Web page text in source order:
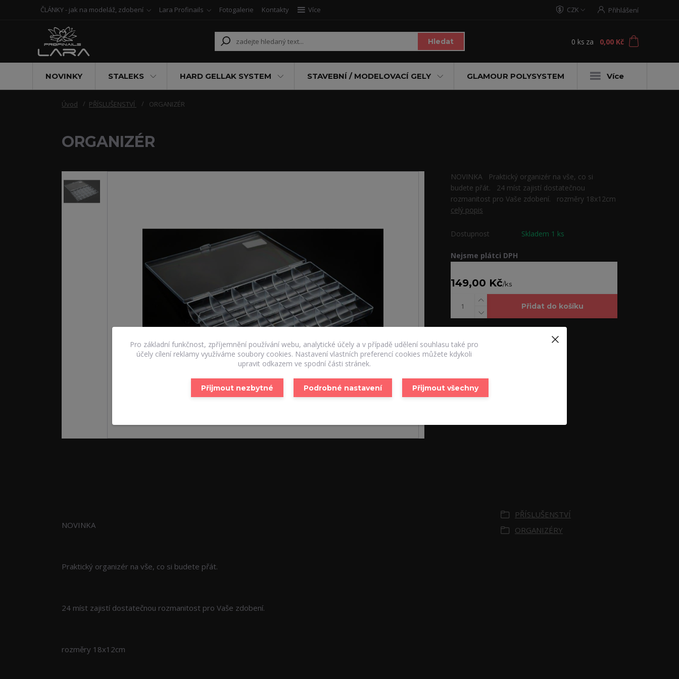
ČLÁNKY - jak na modeláž, zdobení Lara Profinails Fotogalerie Kontakty Více CZK Přihlášení
Hledat 0 ks za 0,00 Kč
NOVINKY STALEKS HARD GELLAK SYSTEM STAVEBNÍ / MODELOVACÍ GELY GLAMOUR POLYSYSTEM Více
Úvod PŘÍSLUŠENSTVÍ ORGANIZÉR
ORGANIZÉR
NOVINKA Praktický organizér na vše, co si
budete přát. 24 míst zajistí dostatečnou
rozmanitost pro Vaše zdobení. rozměry 18x12cm
celý popis
Dostupnost Skladem 1 ks
Nejsme plátci DPH
149,00 Kč/ks
Přidat do košíku
NOVINKA
Praktický organizér na vše, co si budete přát.
24 míst zajistí dostatečnou rozmanitost pro Vaše zdobení.
rozměry 18x12cm
PŘÍSLUŠENSTVÍ
ORGANIZÉRY
Pro základní funkčnost, zpříjemnění používání webu, analytické účely a v případě udělení souhlasu také pro
účely cílení reklamy využíváme soubory cookies. Nastavení vlastních preferencí cookies můžete kdykoli
upravit odkazem ve spodní části stránek.
Přijmout nezbytné Podrobné nastavení Přijmout všechny